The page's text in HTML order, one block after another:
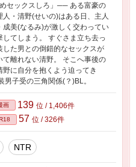
セックスしろ」── ある富豪の
人・清野(せいの)はある日、主人
成美(なるみ)が激しく交わってい
してしまう。 すぐさま立ち去っ
した男との倒錯的なセックスが
て離れない清野。 そこへ事後の
野に自分を抱くよう迫ってき
男子受の三角関係(？)BL。
画 139 位 / 1,406件
57 位 / 326件
NTR